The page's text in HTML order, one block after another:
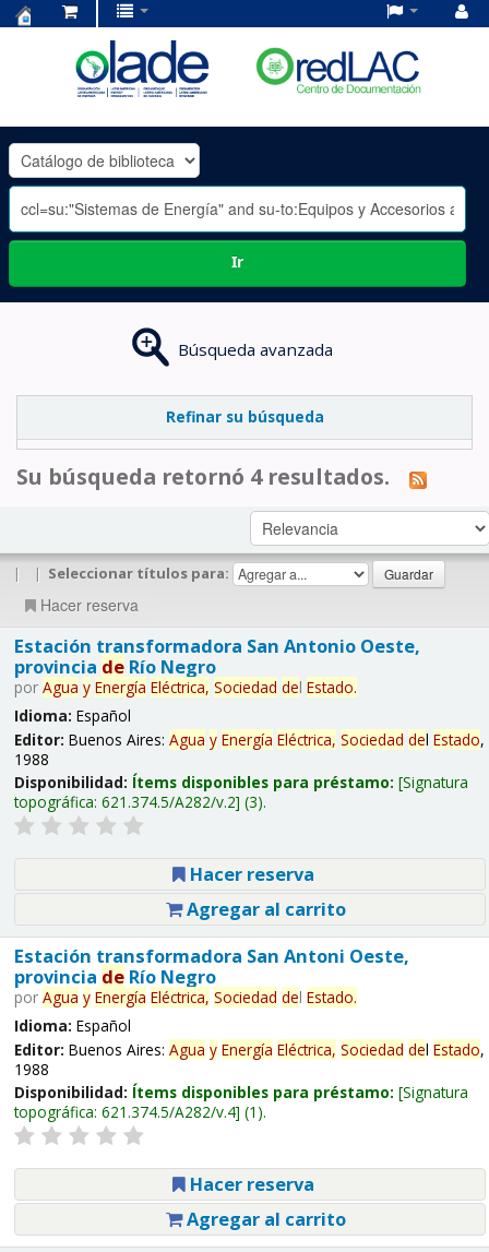
OLADE
-
Ir
Búsqueda avanzada
Refinar su búsqueda
Su búsqueda retornó 4 resultados.
| | Seleccionar títulos para:
Hacer reserva
Estación transformadora San Antonio Oeste,
provincia deRío Negro
por Agua y Energía Eléctrica, Sociedad del Estado.
Idioma: Español
Editor: Buenos Aires: Agua y Energía Eléctrica, Sociedad del Estado,
1988
Disponibilidad: Ítems disponibles para préstamo: Signatura
topográfica: 621.374.5/A282/v.2 (3).
Hacer reserva
Agregar al carrito
Estación transformadora San Antoni Oeste,
provincia deRío Negro
por Agua y Energía Eléctrica, Sociedad del Estado.
Idioma: Español
Editor: Buenos Aires: Agua y Energía Eléctrica, Sociedad del Estado,
1988
Disponibilidad: Ítems disponibles para préstamo: Signatura
topográfica: 621.374.5/A282/v.4 (1).
Hacer reserva
Agregar al carrito